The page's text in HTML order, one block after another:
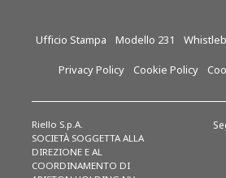
Ufficio Stampa Modello 231
Privacy Policy Cookie Policy
Riello S.p.A.
SOCIETÀ SOGGETTA ALLA
DIREZIONE E AL
COORDINAMENTO DI